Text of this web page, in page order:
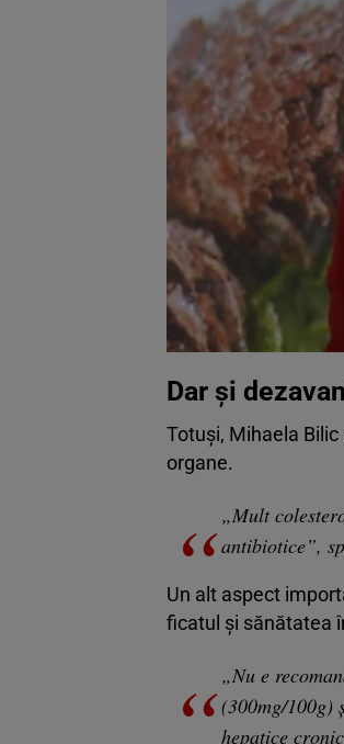
Dar și
Totuși, Mihaela
organe.
„Mult
antibiotice”,
Un alt aspect
ficatul și sănătatea
„Nu e
(300mg/100g)
hepatice